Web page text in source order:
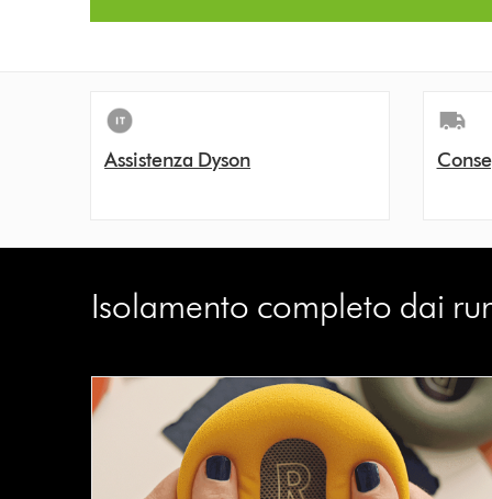
Assistenza Dyson
Isolamento completo dai